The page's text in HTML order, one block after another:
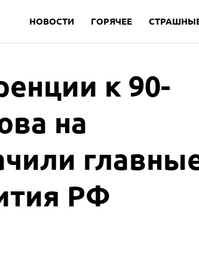
НОВОСТИ ГОРЯЧЕЕ
к 90-
на
РФ